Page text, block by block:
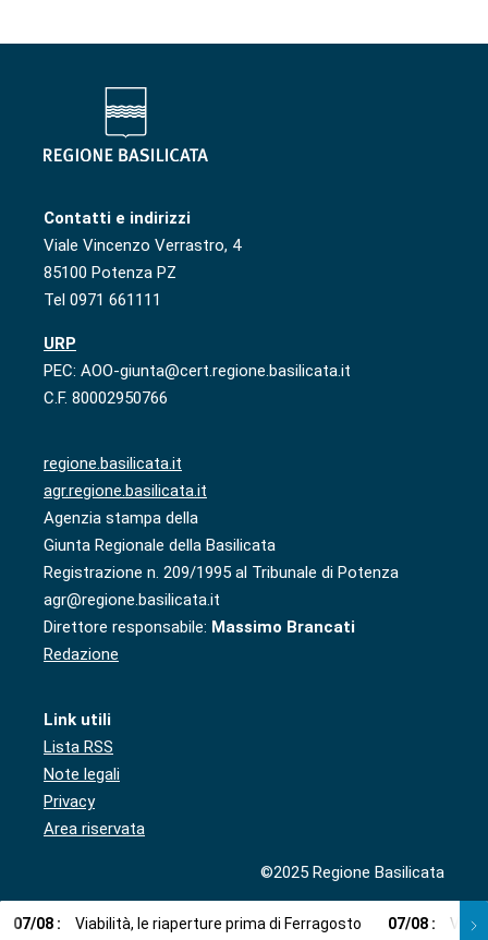
Contatti e indirizzi
Viale Vincenzo Verrastro, 4
85100 Potenza PZ
Tel 0971 661111
URP
PEC: AOO-giunta@cert.regione.basilicata.it
C.F. 80002950766
regione.basilicata.it
agr.regione.basilicata.it
Agenzia stampa della
Giunta Regionale della Basilicata
Registrazione n. 209/1995 al Tribunale di Potenza
agr@regione.basilicata.it
Direttore responsabile: Massimo Brancati
Redazione
Link utili
Lista RSS
Note legali
Privacy
Area riservata
©2025 Regione Basilicata
07/08 : Viabilità, le riaperture prima di Ferragosto 07/08 : Via